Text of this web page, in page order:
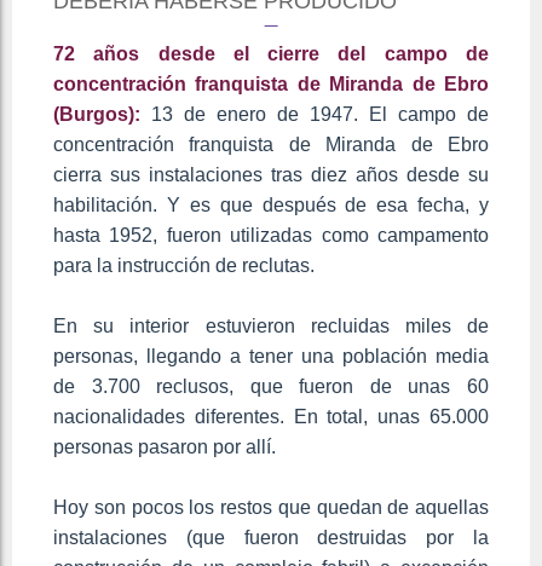
72 años desde el cierre del campo de
concentración franquista de Miranda de Ebro
(Burgos): 13 de enero de 1947. El campo de
concentración franquista de Miranda de Ebro
cierra sus instalaciones tras diez años desde su
habilitación. Y es que después de esa fecha, y
hasta 1952, fueron utilizadas como campamento
para la instrucción de reclutas.
En su interior estuvieron recluidas miles de
personas, llegando a tener una población media
de 3.700 reclusos, que fueron de unas 60
nacionalidades diferentes. En total, unas 65.000
personas pasaron por allí.
Hoy son pocos los restos que quedan de aquellas
instalaciones (que fueron destruidas por la